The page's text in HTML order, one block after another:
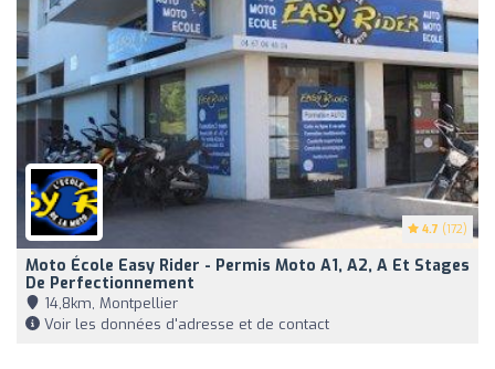
4.7 (172)
Moto École Easy Rider - Permis Moto A1, A2, A Et Stages
De Perfectionnement
14,8km, Montpellier
Voir les données d'adresse et de contact